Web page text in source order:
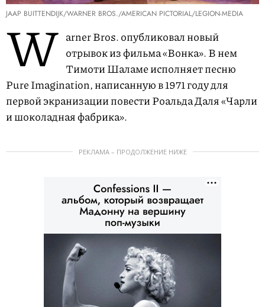
JAAP BUITTENDIJK/WARNER BROS./AMERICAN PICTORIAL/LEGION-MEDIA
W arner Bros. опубликовал новый
отрывок из фильма «Вонка». В нем
Тимоти Шаламе исполняет песню
Pure Imagination, написанную в 1971 году для
первой экранизации повести Роальда Даля «Чарли
и шоколадная фабрика».
РЕКЛАМА – ПРОДОЛЖЕНИЕ НИЖЕ